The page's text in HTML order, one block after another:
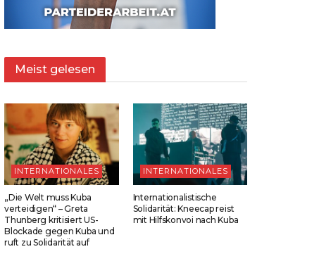
Meist gelesen
INTERNATIONALES
„Die Welt muss Kuba
verteidigen“ – Greta
Thunberg kritisiert US-
Blockade gegen Kuba und
ruft zu Solidarität auf
INTERNATIONALES
Internationalistische
Solidarität: Kneecap reist
mit Hilfskonvoi nach Kuba